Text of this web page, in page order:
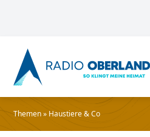
Themen» Haustiere & Co